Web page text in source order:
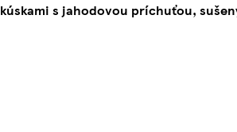
s jahodovou príchuťou,